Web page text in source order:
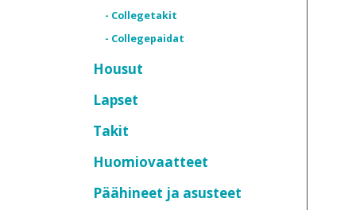
- Collegetakit
- Collegepaidat
Housut
Lapset
Takit
Huomiovaatteet
Päähineet ja asusteet